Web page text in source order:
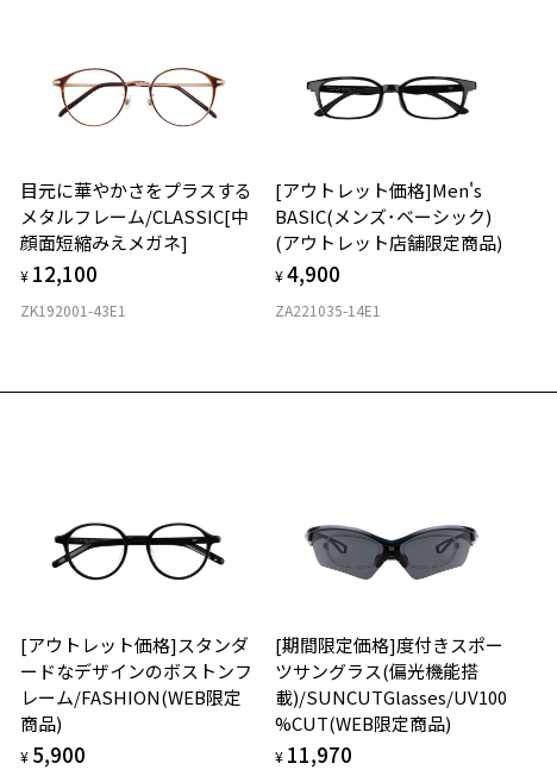
お持ちのZoffメガネサイズを確認するには？
仕上がり寸法
D 仕上がりの横幅：約145mm
E 仕上がりの縦幅：約31mm
スクエア
フロント素材：ステンレス
安心2 視力測定無料
安心3 かかり具合調整無料
フレームの歪みやかかり具合の調整・クリーニングは、全国の
Zoff店舗にていつでも対応いたします。
＜メガネの度数情報がわからない方へ＞
ご購入時に「レンズ交換券」をお選びいただくと、実店舗で度数を測定
のうえ、
度付きレンズ（標準セットレンズ）へ無料交換いただけます。
詳しくはこちら
実店舗で度数を測定いただけます
目元に華やかさをプラスする
メタルフレーム/CLASSIC[中
顔面短縮みえメガネ]
¥ 12,100
ZK192001-43E1
[アウトレット価格]Men's
BASIC(メンズ･ベーシック)
(アウトレット店舗限定商品)
¥4,900
ZA221035-14E1
[アウトレット価格]スタンダ
ードなデザインのボストンフ
レーム/FASHION(WEB限定
商品)
¥ 5,900
[期間限定価格]度付きスポー
ツサングラス(偏光機能搭
載)/SUNCUTGlasses/UV100
%CUT(WEB限定商品)
¥ 11,970